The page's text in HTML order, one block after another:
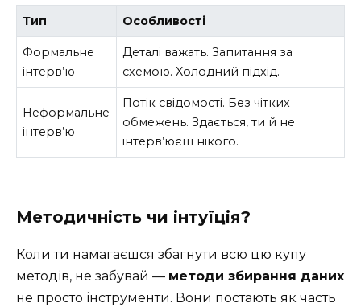
Тип Особливості
Формальне
інтерв’ю
Деталі важать. Запитання за
схемою. Холодний підхід.
Неформальне
інтерв’ю
Потік свідомості. Без чітких
обмежень. Здається, ти й не
інтерв’юєш нікого.
Методичність чи інтуїція?
Коли ти намагаєшся збагнути всю цю купу
методів, не забувай — методи збирання даних
не просто інструменти. Вони постають як часть